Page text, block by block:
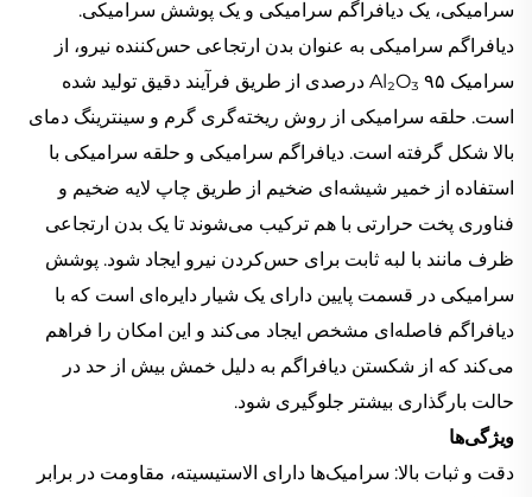
سرامیکی، یک دیافراگم سرامیکی و یک پوشش سرامیکی.
دیافراگم سرامیکی به عنوان بدن ارتجاعی حس‌کننده نیرو، از
سرامیک Al₂O₃ ۹۵ درصدی از طریق فرآیند دقیق تولید شده
است. حلقه سرامیکی از روش ریخته‌گری گرم و سینترینگ دمای
بالا شکل گرفته است. دیافراگم سرامیکی و حلقه سرامیکی با
استفاده از خمیر شیشه‌ای ضخیم از طریق چاپ لایه ضخیم و
فناوری پخت حرارتی با هم ترکیب می‌شوند تا یک بدن ارتجاعی
ظرف مانند با لبه ثابت برای حس‌کردن نیرو ایجاد شود. پوشش
سرامیکی در قسمت پایین دارای یک شیار دایره‌ای است که با
دیافراگم فاصله‌ای مشخص ایجاد می‌کند و این امکان را فراهم
می‌کند که از شکستن دیافراگم به دلیل خمش بیش از حد در
حالت بارگذاری بیشتر جلوگیری شود.
ویژگی‌ها
دقت و ثبات بالا: سرامیک‌ها دارای الاستیسیته، مقاومت در برابر